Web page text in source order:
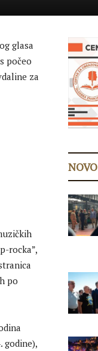
glasa
počeo
za
rocka”,
po
godine),
NOVO